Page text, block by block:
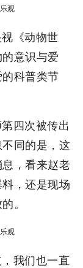
《动物世
意识与爱
科普类节
四次被传出
同的是，这
，看来赵老
，还是现场
。
我们也一直